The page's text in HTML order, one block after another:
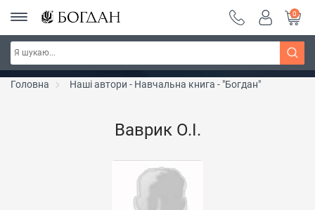
Серія "Чейзіана" ~ знижка 20%
0
Головна Наші автори - Навчальна книга - "Богдан"
Ваврик О.І.